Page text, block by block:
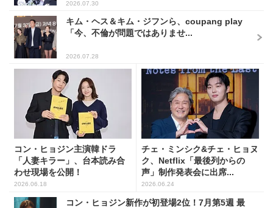
2026.07.30
キム・ヘス＆キム・ジフンら、coupang play
「今、不倫が問題ではありませ...
2026.07.28
コン・ヒョジン主演韓ドラ
「人妻キラー」、台本読み合
わせ現場を公開！
2026.06.18
チェ・ミンシク&チェ・ヒョヌ
ク、Netflix「最後列からの
声」制作発表会に出席...
2026.06.24
コン・ヒョジン新作が初登場2位！7月第5週 最